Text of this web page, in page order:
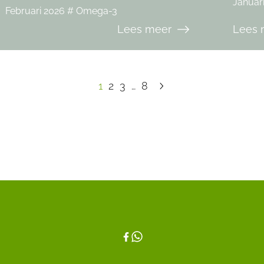
Februari 2026 # Omega-3
Lees meer Lees
1 2 3 … 8